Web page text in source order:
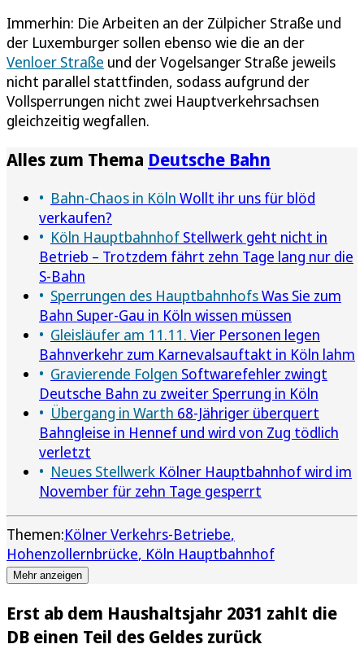
Immerhin: Die Arbeiten an der Zülpicher Straße und
der Luxemburger sollen ebenso wie die an der
Venloer Straße und der Vogelsanger Straße jeweils
nicht parallel stattfinden, sodass aufgrund der
Vollsperrungen nicht zwei Hauptverkehrsachsen
gleichzeitig wegfallen.
Alles zum Thema Deutsche Bahn
Bahn-Chaos in Köln Wollt ihr uns für blöd
verkaufen?
Köln Hauptbahnhof Stellwerk geht nicht in
Betrieb – Trotzdem fährt zehn Tage lang nur die
S-Bahn
Sperrungen des HauptbahnhofsWas Sie zum
Bahn Super-Gau in Köln wissen müssen
Gleisläufer am 11.11. Vier Personen legen
Bahnverkehr zum Karnevalsauftakt in Köln lahm
Gravierende Folgen Softwarefehler zwingt
Deutsche Bahn zu zweiter Sperrung in Köln
Übergang in Warth 68-Jähriger überquert
Bahngleise in Hennef und wird von Zug tödlich
verletzt
Neues Stellwerk Kölner Hauptbahnhof wird im
November für zehn Tage gesperrt
Themen:Kölner Verkehrs-Betriebe
Hohenzollernbrücke Köln Hauptbahnhof
Mehr anzeigen
Erst ab dem Haushaltsjahr 2031 zahlt die
DB einen Teil des Geldes zurück